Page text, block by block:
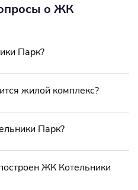
о ЖК
Парк?
жилой комплекс?
Парк?
ЖК Котельники